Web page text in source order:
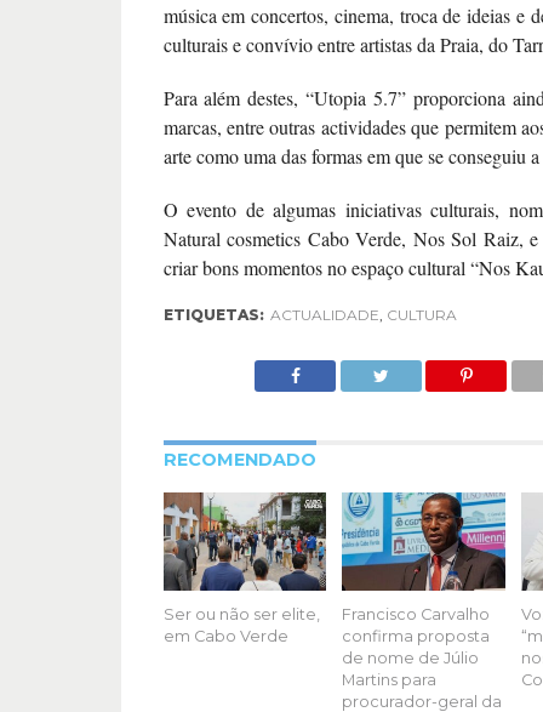
música em concertos, cinema, troca de ideias e
culturais e convívio entre artistas da Praia, do
Para além destes, “Utopia 5.7” proporciona
marcas, entre outras actividades que permitem
arte como uma das formas em que se conseguiu
O evento de algumas iniciativas culturais,
Natural cosmetics Cabo Verde, Nos Sol Raiz, e
criar bons momentos no espaço cultural “Nos
ETIQUETAS: ACTUALIDADE, CULTURA
RECOMENDADO
Ser ou não ser elite,
em Cabo Verde
Francisco Carvalho
confirma proposta
de nome de Júlio
Martins para
procurador-geral da